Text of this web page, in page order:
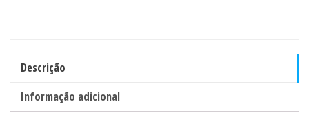
Descrição
Informação adicional